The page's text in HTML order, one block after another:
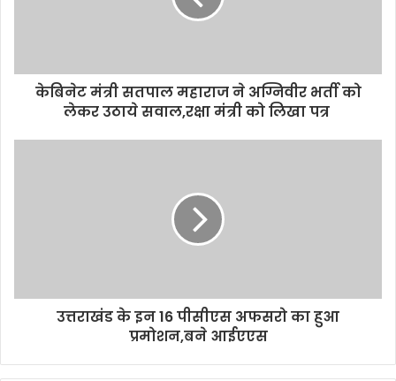
केबिनेट मंत्री सतपाल महाराज ने अग्निवीर भर्ती को
लेकर उठाये सवाल,रक्षा मंत्री को लिखा पत्र
उत्तराखंड के इन 16 पीसीएस अफसरो का हुआ
प्रमोशन,बने आईएएस